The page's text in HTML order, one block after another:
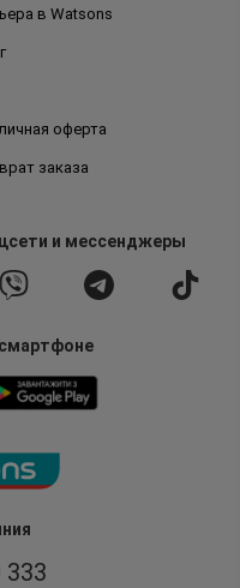
333
в Watsons
оферта
заказа
и мессенджеры